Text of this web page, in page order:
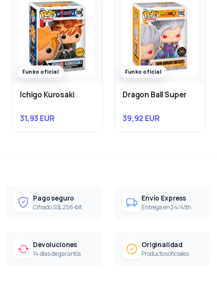
Funko oficial
Ichigo Kurosaki
31,93 EUR
Funko oficial
Dragon Ball Super
39,92 EUR
Pago seguro
Cifrado SSL 256-bit
Envío Express
Entrega en 24/48h
Devoluciones
14 días de garantía
Originalidad
Productos oficiales